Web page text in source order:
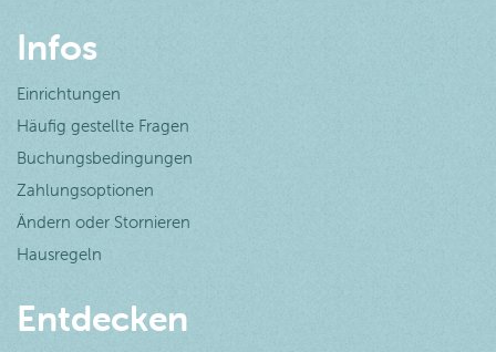
Infos
Einrichtungen
Häufig gestellte Fragen
Buchungsbedingungen
Zahlungsoptionen
Ändern oder Stornieren
Hausregeln
Entdecken